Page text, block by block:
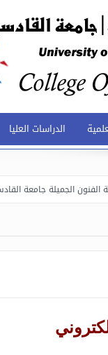
الدراسات العليا
الجميلة جامعة القادسية